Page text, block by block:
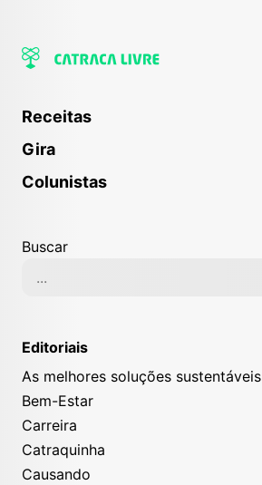
Receitas
Gira
Colunistas
Buscar
Editoriais
As melhores soluções sustentáveis
Bem-Estar
Carreira
Catraquinha
Causando